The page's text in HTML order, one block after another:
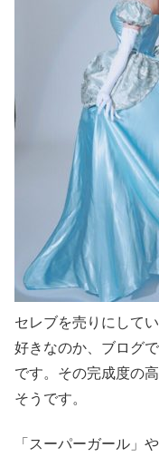
セレブを売りにして
好きなのか、ブログ
です。その完成度の
そうです。
「スーパーガール」